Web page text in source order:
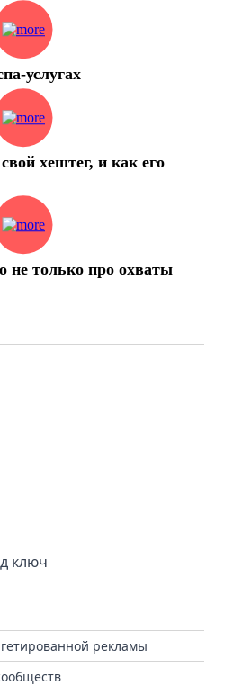
услугах
хештег, и как его
не только про охваты
ключ
рекламы